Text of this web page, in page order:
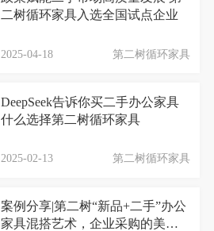
二树循环家具入选全国试点企业
2025-04-18 第二树循环家具
DeepSeek告诉你买二手办公家具
什么选择第二树循环家具
2025-02-13 第二树循环家具
案例分享|第二树“新品+二手”办公
家具混搭艺术，企业采购的美学